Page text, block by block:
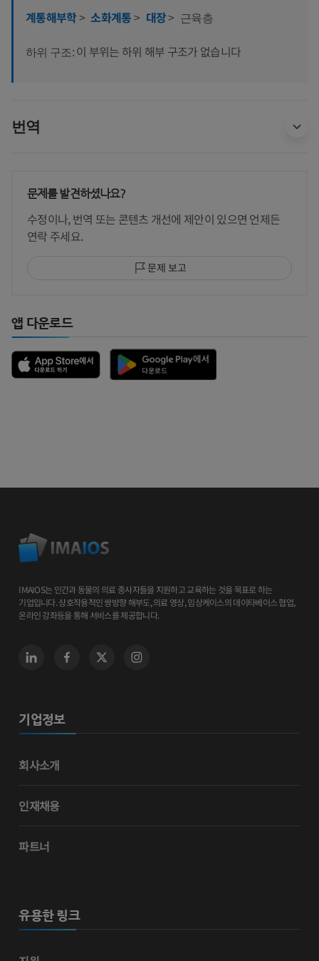
계통해부학> 소화계통> 대장> 근육층
하위 구조: 이 부위는 하위 해부 구조가 없습니다
번역
문제를 발견하셨나요?
수정이나, 번역 또는 콘텐츠 개선에 제안이 있으면 언제든
연락 주세요.
문제 보고
앱 다운로드
IMAIOS는 인간과 동물의 의료 종사자들을 지원하고 교육하는 것을 목표로 하는
기업입니다. 상호작용적인 쌍방향 해부도, 의료 영상, 임상케이스의 데이타베이스 협업,
온라인 강좌등을 통해 서비스를 제공합니다.
기업정보
회사소개
인재채용
파트너
유용한 링크